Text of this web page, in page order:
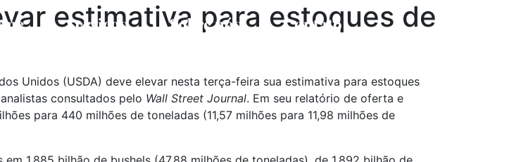
Serviços Sobre nós Contato
estimativa para estoques de
consultados pelo Wall Street Journal. Em seu relatório de oferta e
para 440 milhões de toneladas (11,57 milhões para 11,98 milhões de